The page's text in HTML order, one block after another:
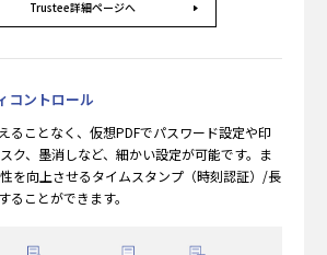
Trustee詳細ページへ
コントロール
ることなく、仮想PDFでパスワード設定や印
ク、墨消しなど、細かい設定が可能です。ま
を向上させるタイムスタンプ（時刻認証）/長
ることができます。